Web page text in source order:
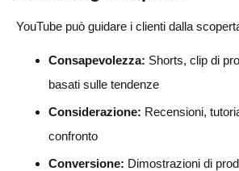
YouTube può guidare i clienti dalla
Consapevolezza: Shorts, clip di
basati sulle tendenze
Considerazione: Recensioni,
confronto
Conversione: Dimostrazioni di